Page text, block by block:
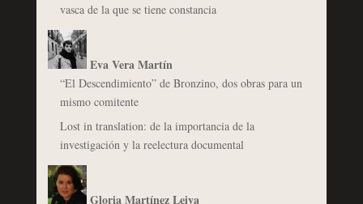
vasca de la que se tiene constancia
Eva Vera Martín
“El Descendimiento” de Bronzino, dos obras para un
mismo comitente
Lost in translation: de la importancia de la
investigación y la reelectura documental
Gloria Martínez Leiva